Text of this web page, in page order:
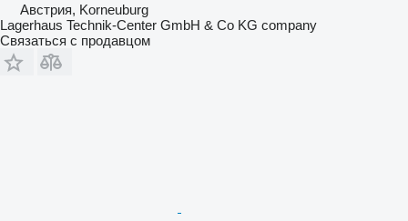
Австрия, Korneuburg
Lagerhaus Technik-Center GmbH & Co KG company
Связаться с продавцом